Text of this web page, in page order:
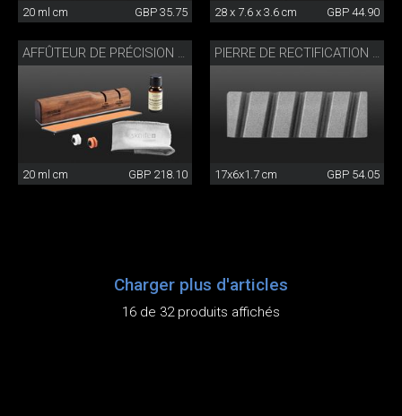
20 ml cm GBP 35.75 28 x 7.6 x 3.6 cm GBP 44.90
AFFÛTEUR DE PRÉCISION AVEC KIT D'ENTRETIEN
20 ml cm GBP 218.10
PIERRE DE RECTIFICATION KAI
17x6x1.7 cm GBP 54.05
Charger plus d'articles
16 de 32 produits affichés